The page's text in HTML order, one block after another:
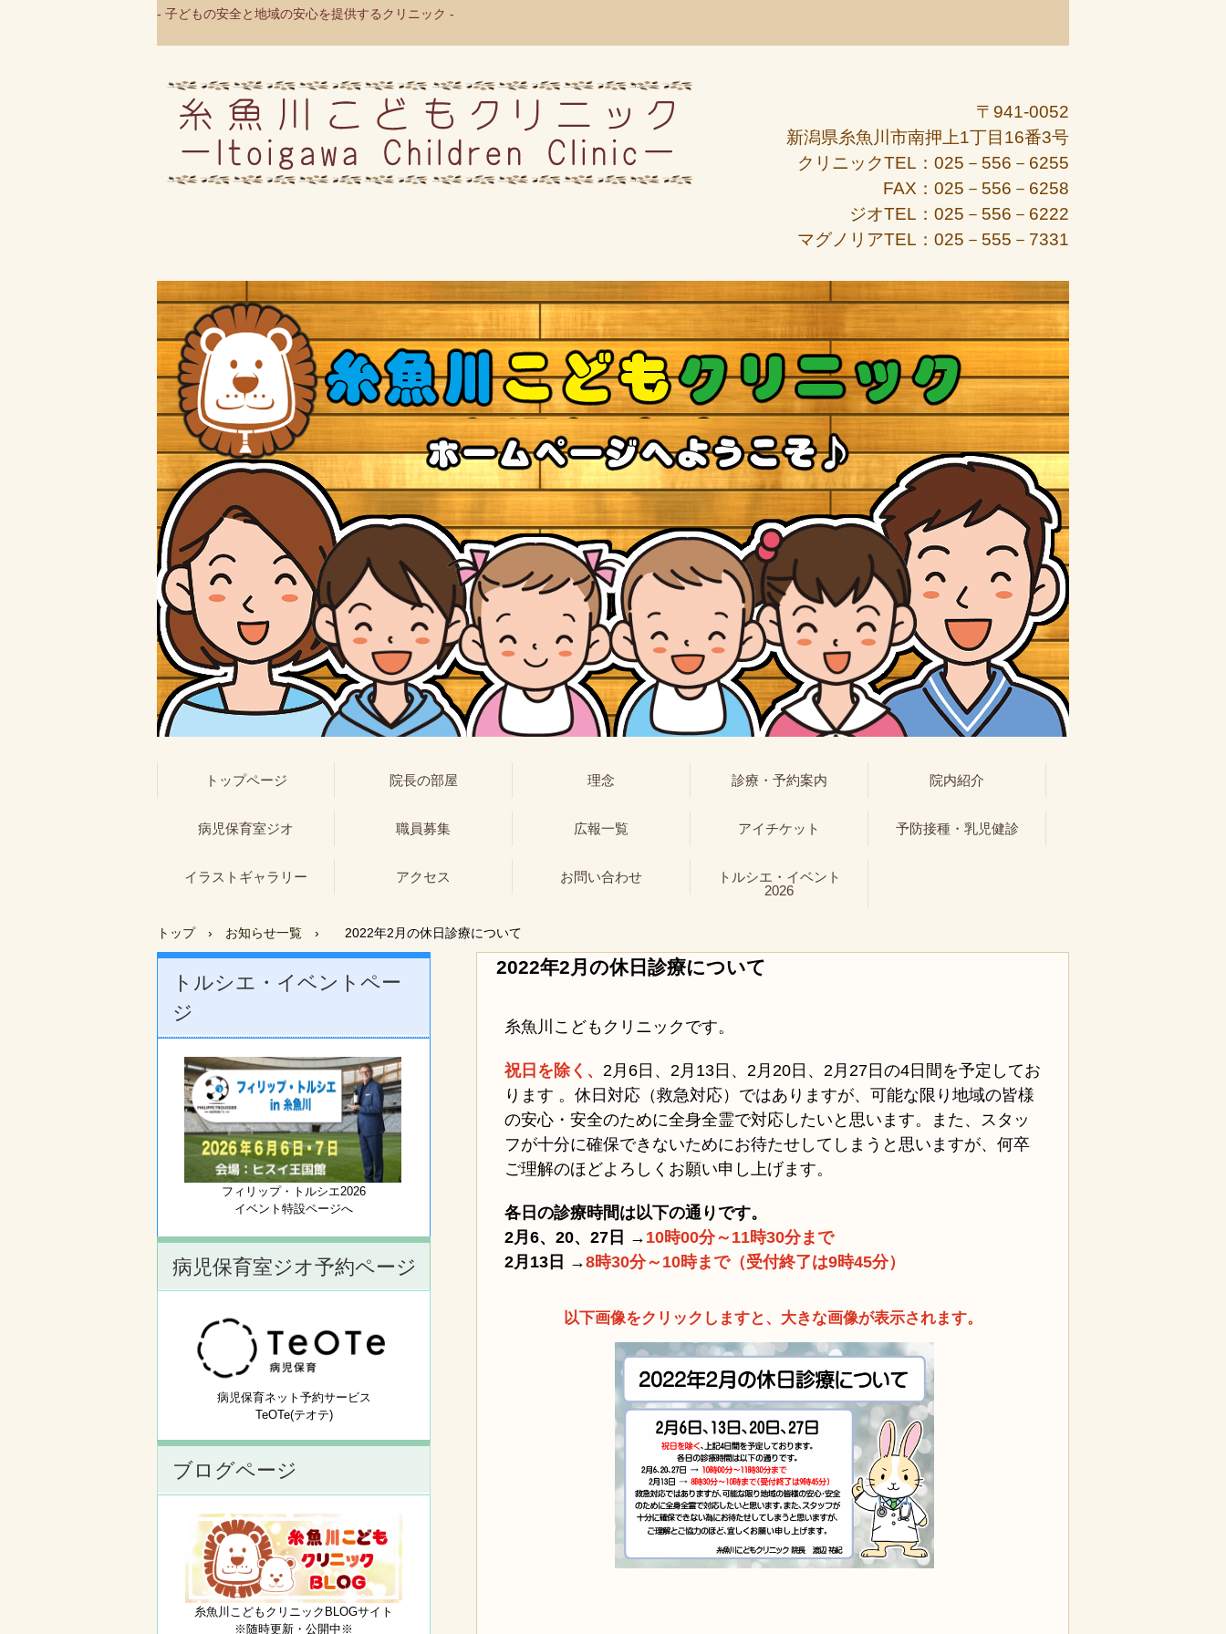
- 子どもの安全と地域の安心を提供するクリニック -
〒941-0052
新潟県糸魚川市南押上1丁目16番3号
クリニックTEL：025－556－6255
FAX：025－556－6258
ジオTEL：025－556－6222
マグノリアTEL：025－555－7331
トップページ 院長の部屋 理念 診療・予約案内 院内紹介
病児保育室ジオ 職員募集 広報一覧 アイチケット 予防接種・乳児健診
イラストギャラリー アクセス お問い合わせ
トルシエ・イベント
2026
トップ › お知らせ一覧 › 2022年2月の休日診療について
2022年2月の休日診療について
糸魚川こどもクリニックです。
祝日を除く、 2月6日、 2月13日、2月20日、2月27日の4日間を予定してお
ります 。休日対応（救急対応）ではありますが、可能な限り地域の皆様
の安心・安全のために全身全霊で対応したいと思います。また、スタッ
フが十分に確保できないためにお待たせしてしまうと思いますが、何卒
ご理解のほどよろしくお願い申し上げます。
各日の診療時間は以下の通りです。
2月6、20、27日 → 10時00分～11時30分まで
2月13日 →8時30分～10時まで（受付終了は9時45分）
以下画像をクリックしますと、大きな画像が表示されます。
トルシエ・イベントペー
ジ
フィリップ・トルシエ2026
イベント特設ページへ
病児保育室ジオ予約ページ
病児保育ネット予約サービス
TeOTe(テオテ)
ブログページ
糸魚川こどもクリニックBLOGサイト
※随時更新・公開中※